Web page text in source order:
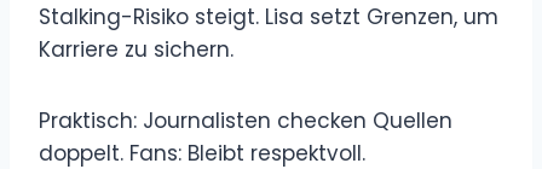
Stalking-Risiko steigt. Lisa setzt Grenzen, um
Karriere zu sichern.
Praktisch: Journalisten checken Quellen
doppelt. Fans: Bleibt respektvoll.